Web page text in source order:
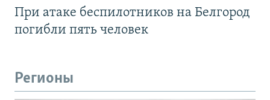
При атаке беспилотников на Белгород
погибли пять человек
Регионы